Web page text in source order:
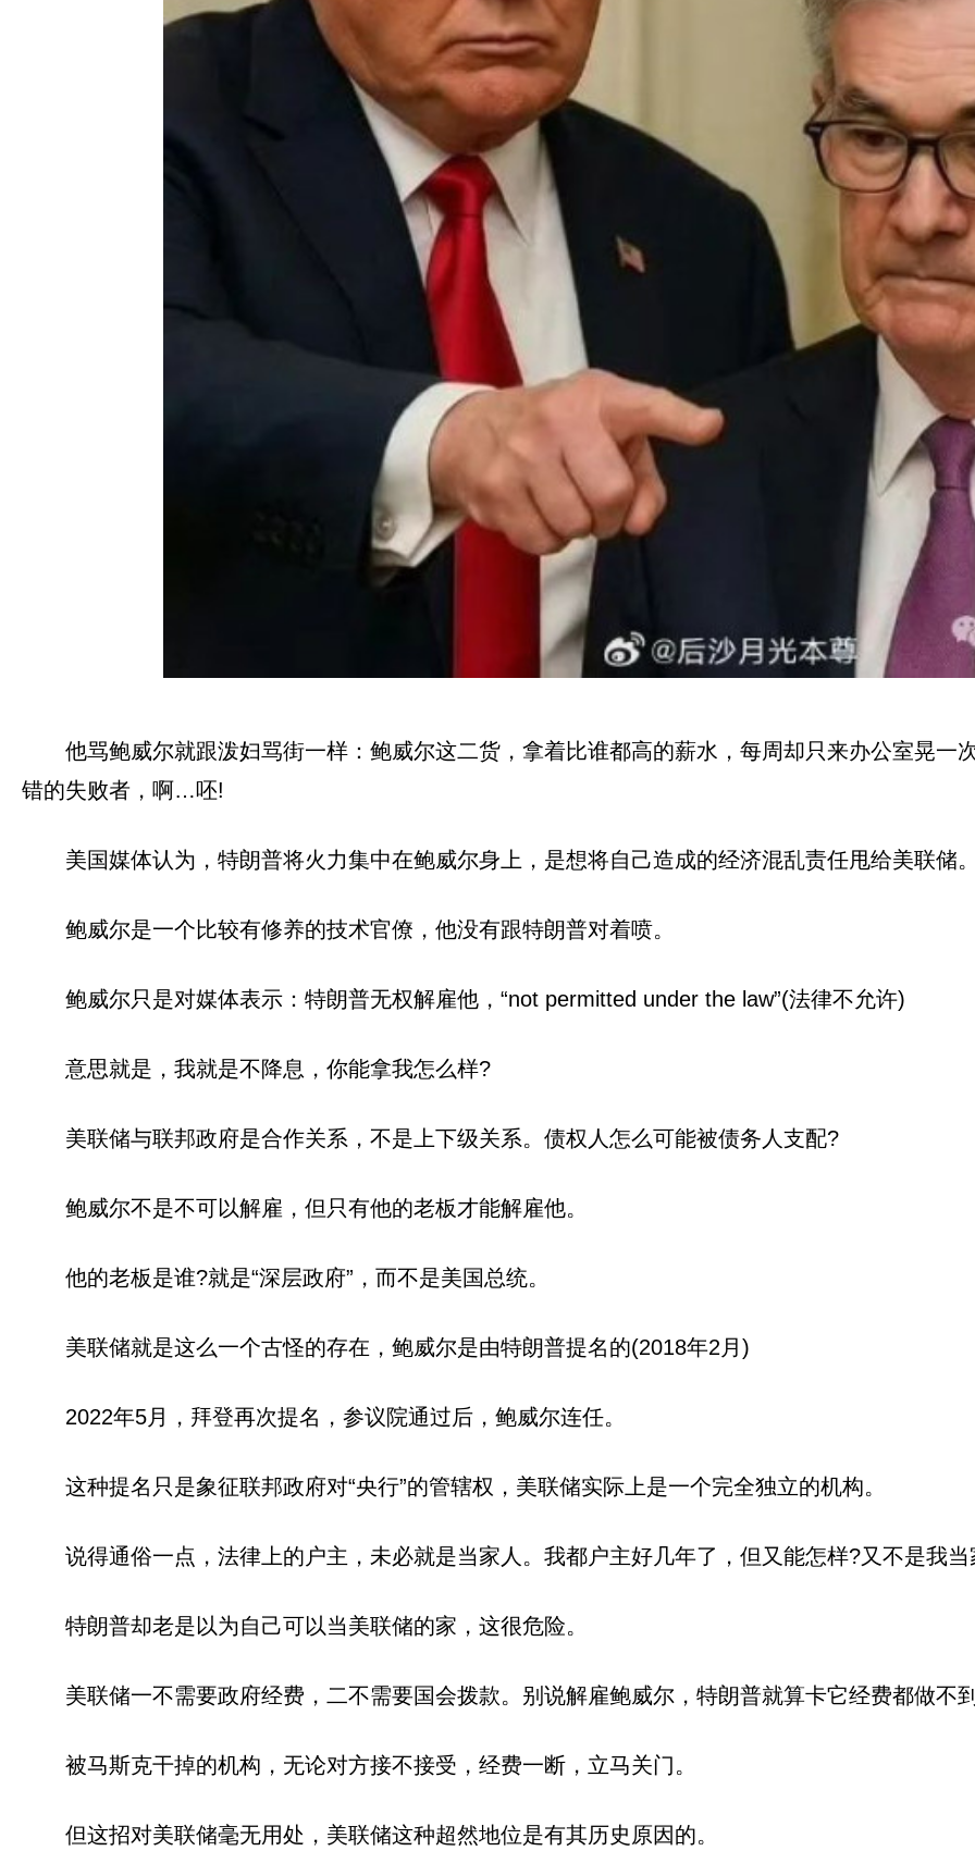
他骂鲍威尔就跟泼妇骂街一样：鲍威尔这二货，拿着比谁都高的薪水，每周却只来办公室晃一
错的失败者，啊…呸!
美国媒体认为，特朗普将火力集中在鲍威尔身上，是想将自己造成的经济混乱责任甩给美联储。
鲍威尔是一个比较有修养的技术官僚，他没有跟特朗普对着喷。
鲍威尔只是对媒体表示：特朗普无权解雇他，“not permitted under the law”(法律不允许)
意思就是，我就是不降息，你能拿我怎么样?
美联储与联邦政府是合作关系，不是上下级关系。债权人怎么可能被债务人支配?
鲍威尔不是不可以解雇，但只有他的老板才能解雇他。
他的老板是谁?就是“深层政府”，而不是美国总统。
美联储就是这么一个古怪的存在，鲍威尔是由特朗普提名的(2018年2月)
2022年5月，拜登再次提名，参议院通过后，鲍威尔连任。
这种提名只是象征联邦政府对“央行”的管辖权，美联储实际上是一个完全独立的机构。
说得通俗一点，法律上的户主，未必就是当家人。我都户主好几年了，但又能怎样?又不是我当
特朗普却老是以为自己可以当美联储的家，这很危险。
美联储一不需要政府经费，二不需要国会拨款。别说解雇鲍威尔，特朗普就算卡它经费都做不到
被马斯克干掉的机构，无论对方接不接受，经费一断，立马关门。
但这招对美联储毫无用处，美联储这种超然地位是有其历史原因的。